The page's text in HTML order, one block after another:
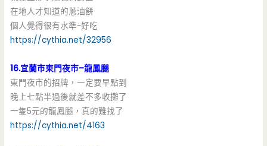
在地人才知道的蔥油餅
個人覺得很有水準~好吃
https://cythia.net/32956
16.宜蘭市東門夜市–龍鳳腿
東門夜市的招牌，一定要早點到
晚上七點半過後就差不多收攤了
一隻5元的龍鳳腿，真的難找了
https://cythia.net/4163